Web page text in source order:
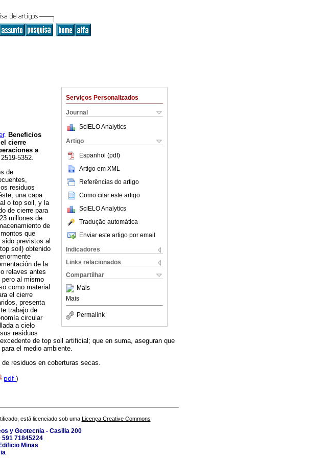
Serviços Personalizados
Journal
SciELO Analytics
Artigo
Espanhol (pdf)
Artigo em XML
Referências do artigo
Como citar este artigo
SciELO Analytics
Tradução automática
Enviar este artigo por email
Indicadores
Links relacionados
Compartilhar
Mais
Mais
Permalink
. Beneficios
cierre
a
5352.
de
residuos
una capa
o top soil, y la
de cierre para
millones de
de
que
previstos al
soil) obtenido
de la
relaves antes
al mismo
como material
el cierre
presenta
trabajo de
circular
a cielo
residuos
de top soil artificial; que en suma, aseguran que
el medio ambiente.
residuos en coberturas secas.
pdf )
está licenciado sob uma Licença Creative Commons
y Geotecnia - Casilla 200
591 71845224
Minas